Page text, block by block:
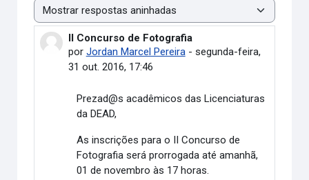
Modo de visualização
II Concurso de Fotografia
por Jordan Marcel Pereira- segunda-feira,
31 out. 2016, 17:46
Número de respostas: 0
Prezad@s acadêmicos das Licenciaturas
da DEAD,
As inscrições para o II Concurso de
Fotografia será prorrogada até amanhã,
01 de novembro às 17 horas.